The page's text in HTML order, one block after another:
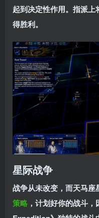
起到决定性作用。指派
得胜利。
星际战争
战争从未改变，而天马
策略 ，计划好你的战斗